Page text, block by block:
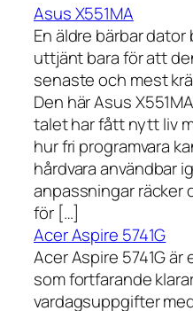
Asus X551MA
En äldre bärbar
uttjänt bara för att
senaste och mest
Den här Asus
talet har fått nytt liv
hur fri programvara
hårdvara användbar
anpassningar
för […]
Acer Aspire 5741G
Acer Aspire 5741G
som fortfarande
vardagsuppgifter med